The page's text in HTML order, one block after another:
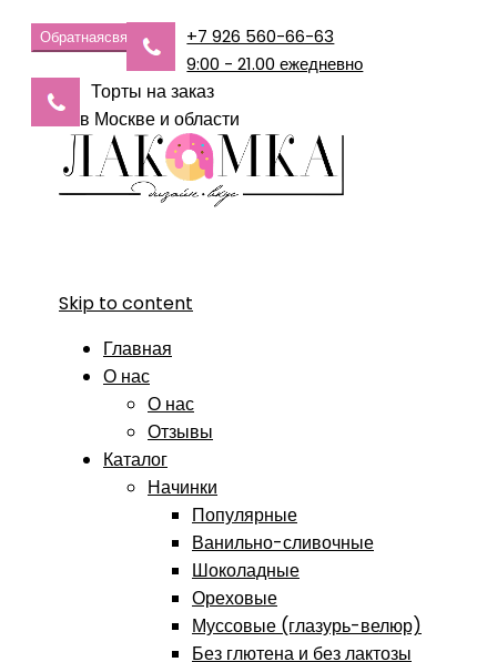
Обратнаясвязь
+7 926 560-66-63
9:00 - 21.00 ежедневно
Торты на заказ
в Москве и области
Skip to content
Главная
О нас
О нас
Отзывы
Каталог
Начинки
Популярные
Ванильно-сливочные
Шоколадные
Ореховые
Муссовые (глазурь-велюр)
Без глютена и без лактозы